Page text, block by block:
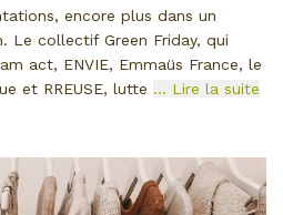
encore plus dans un
collectif Green Friday, qui
act, ENVIE, Emmaüs France, le
et RREUSE, lutte … Lire la suite